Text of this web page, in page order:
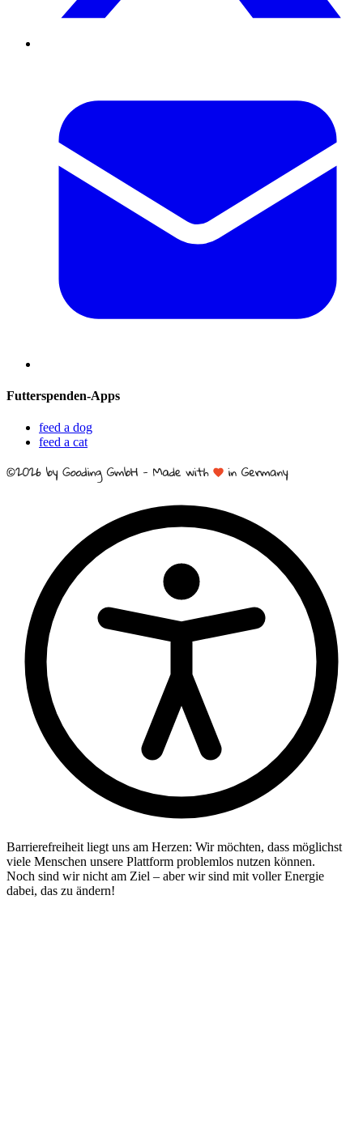
Futterspenden-Apps
feed a dog
feed a cat
Barrierefreiheit liegt uns am Herzen: Wir möchten, dass möglichst
viele Menschen unsere Plattform problemlos nutzen können.
Noch sind wir nicht am Ziel – aber wir sind mit voller Energie
dabei, das zu ändern!